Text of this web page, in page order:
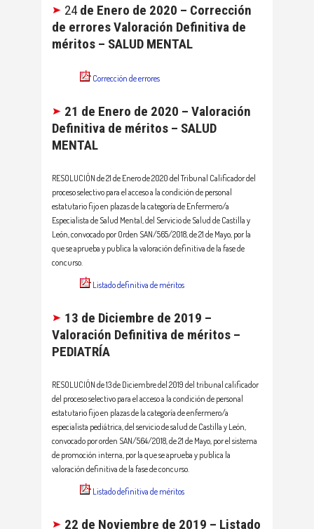
24de Enero de 2020 – Corrección
de errores Valoración Definitiva de
méritos – SALUD MENTAL
Corrección de errores
21 de Enero de 2020 – Valoración
Definitiva de méritos – SALUD
MENTAL
RESOLUCIÓN de 21 de Enero de 2020 del Tribunal Calificador del
proceso selectivo para el acceso a la condición de personal
estatutario fijo en plazas de la categoría de Enfermero/a
Especialista de Salud Mental, del Servicio de Salud de Castilla y
León, convocado por Orden SAN/565/2018, de 21 de Mayo, por la
que se aprueba y publica la valoración definitiva de la fase de
concurso.
Listado definitiva de méritos
13 de Diciembre de 2019 –
Valoración Definitiva de méritos –
PEDIATRÍA
RESOLUCIÓN de 13 de Diciembre del 2019 del tribunal calificador
del proceso selectivo para el acceso a la condición de personal
estatutario fijo en plazas de la categoría de enfermero/a
especialista pediátrica, del servicio de salud de Castilla y León,
convocado por orden SAN/564/2018, de 21 de Mayo, por el sistema
de promoción interna, por la que se aprueba y publica la
valoración definitiva de la fase de concurso.
Listado definitiva de méritos
22 de Noviembre de 2019 – Listado